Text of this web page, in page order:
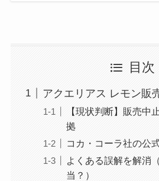
目次
アクエリアス レモン販
【現状判断】販売中
拠
コカ・コーラ社の公
よくある誤解を解消
当？）